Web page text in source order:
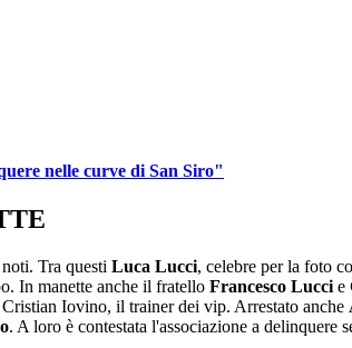
nelle curve di San Siro"
Tra questi Luca Lucci, celebre per la foto
In manette anche il fratello Francesco Lucci e
Iovino, il trainer dei vip. Arrestato anche
. A loro è contestata l'associazione a delinquere